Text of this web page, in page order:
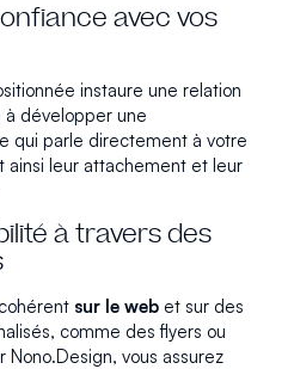
avec vos
instaure une relation
à développer une
qui parle directement à votre
ainsi leur attachement et leur
à travers des
sur le web et sur des
comme des flyers ou
vous assurez